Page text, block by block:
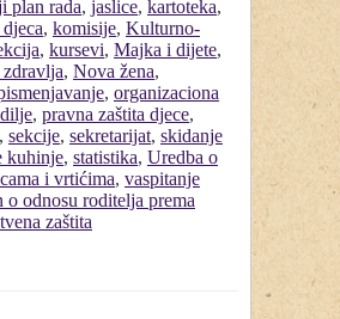
plan rada, jaslice, kartoteka,
, komisije, Kulturno-
, kursevi, Majka i dijete,
, Nova žena,
, organizaciona
, pravna zaštita djece,
, sekcije, sekretarijat, skidanje
kuhinje, statistika, Uredba o
i vrtićima, vaspitanje
o odnosu roditelja prema
zaštita